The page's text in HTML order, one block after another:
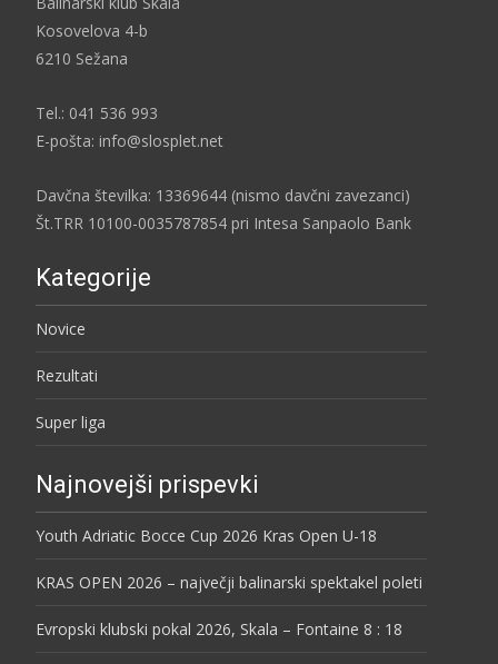
Kosovelova 4-b
6210 Sežana
Tel.: 041 536 993
E-pošta: info@slosplet.net
Davčna številka: 13369644 (nismo davčni zavezanci)
Št.TRR 10100-0035787854 pri Intesa Sanpaolo Bank
Kategorije
Novice
Rezultati
Super liga
Najnovejši prispevki
Youth Adriatic Bocce Cup 2026 Kras Open U-18
KRAS OPEN 2026 – največji balinarski spektakel poleti
Evropski klubski pokal 2026, Skala – Fontaine 8 : 18